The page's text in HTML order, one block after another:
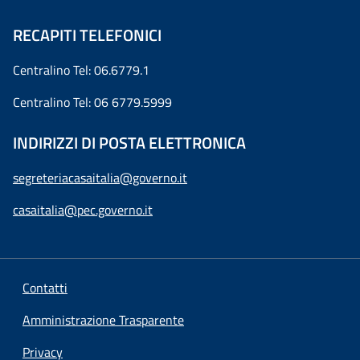
RECAPITI TELEFONICI
Centralino Tel: 06.6779.1
Centralino Tel: 06 6779.5999
INDIRIZZI DI POSTA ELETTRONICA
segreteriacasaitalia@governo.it
casaitalia@pec.governo.it
Contatti
Amministrazione Trasparente
Privacy